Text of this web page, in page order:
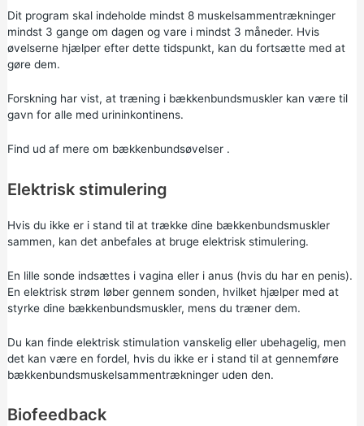
Dit program skal indeholde mindst 8 muskelsammentrækninger
mindst 3 gange om dagen og vare i mindst 3 måneder. Hvis
øvelserne hjælper efter dette tidspunkt, kan du fortsætte med at
gøre dem.
Forskning har vist, at træning i bækkenbundsmuskler kan være til
gavn for alle med urininkontinens.
Find ud af mere om bækkenbundsøvelser.
Elektrisk stimulering
Hvis du ikke er i stand til at trække dine bækkenbundsmuskler
sammen, kan det anbefales at bruge elektrisk stimulering.
En lille sonde indsættes i vagina eller i anus (hvis du har en penis).
En elektrisk strøm løber gennem sonden, hvilket hjælper med at
styrke dine bækkenbundsmuskler, mens du træner dem.
Du kan finde elektrisk stimulation vanskelig eller ubehagelig, men
det kan være en fordel, hvis du ikke er i stand til at gennemføre
bækkenbundsmuskelsammentrækninger uden den.
Biofeedback